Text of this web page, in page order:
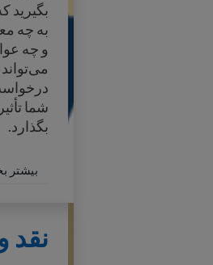
بگیرید
به چه
و چه
می‌تواند
شما تأثیر
بگذارد.
بیشتر
نقد